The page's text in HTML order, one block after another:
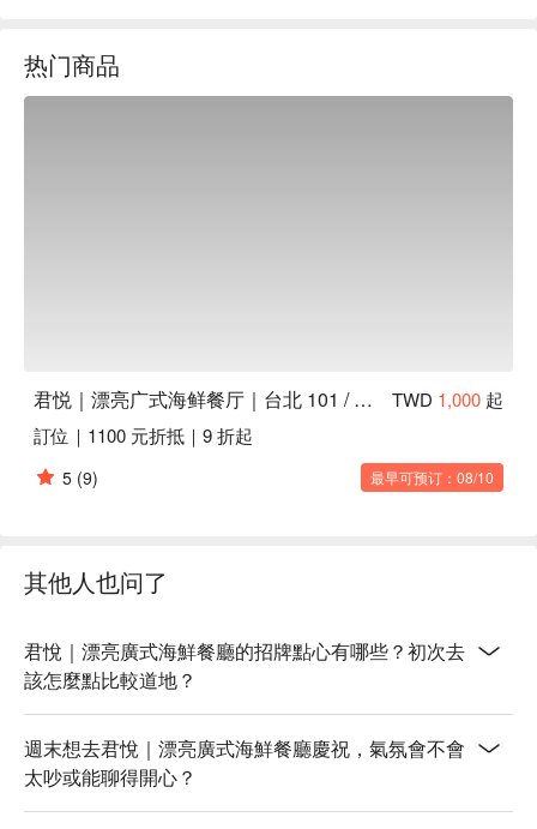
胆鱼奶汤、琥珀核桃虾球。
君悦｜漂亮广式海鲜餐厅评价：Google 4.3 好评推荐
热门商品
君悦｜漂亮广式海鲜餐厅｜台北 101 / 世贸站 TWD 1,000 起
訂位｜1100 元折抵｜9 折起
5 (9) 最早可预订：08/10
其他人也问了
君悅｜漂亮廣式海鮮餐廳的招牌點心有哪些？初次去
該怎麼點比較道地？
週末想去君悅｜漂亮廣式海鮮餐廳慶祝，氣氛會不會
太吵或能聊得開心？